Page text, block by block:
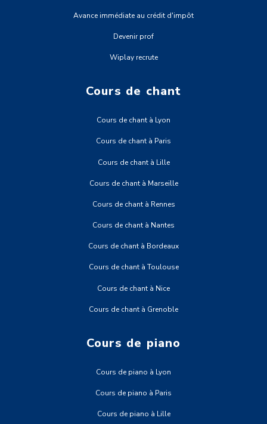
Avance immédiate au crédit d'impôt
Devenir prof
Wiplay recrute
Cours de chant
Cours de chant à Lyon
Cours de chant à Paris
Cours de chant à Lille
Cours de chant à Marseille
Cours de chant à Rennes
Cours de chant à Nantes
Cours de chant à Bordeaux
Cours de chant à Toulouse
Cours de chant à Nice
Cours de chant à Grenoble
Cours de piano
Cours de piano à Lyon
Cours de piano à Paris
Cours de piano à Lille